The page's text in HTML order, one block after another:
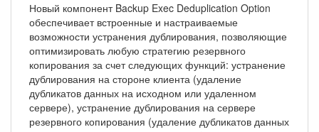
Новый компонент Backup Exec Deduplication Option
обеспечивает встроенные и настраиваемые
возможности устранения дублирования, позволяющие
оптимизировать любую стратегию резервного
копирования за счет следующих функций: устранение
дублирования на стороне клиента (удаление
дубликатов данных на исходном или удаленном
сервере), устранение дублирования на сервере
резервного копирования (удаление дубликатов данных